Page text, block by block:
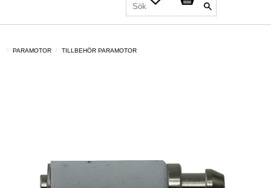
PARAMOTOR TILLBEHÖR PARAMOTOR